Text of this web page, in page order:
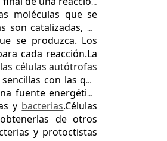
moléculas que se
son catalizadas, es
se produzca. Los
cada reacción.La
células autótrofas
con las que
fuente energética
y bacterias.Células
de otros
y protoctistas